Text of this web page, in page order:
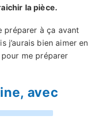
la pièce.
préparer à ça avant
j’aurais bien aimer en
me préparer
avec